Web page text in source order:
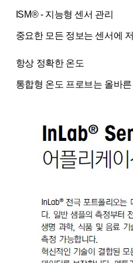
ISM® - 지능형 센서 관리
중요한 모든 정보는 센서에
항상 정확한 온도
통합형 온도 프로브는 올바